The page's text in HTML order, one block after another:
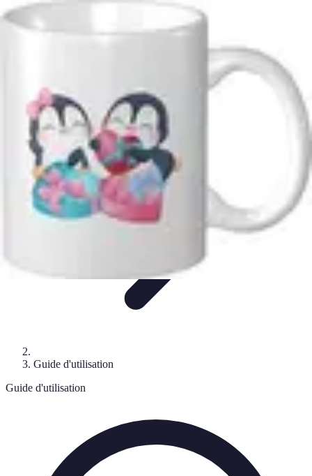
Comparateur MutuellePro
Guide d'utilisation
comparateur mutuelle pro
impact des mutuelles pro
Guide d'utilisation
Guide d'utilisation